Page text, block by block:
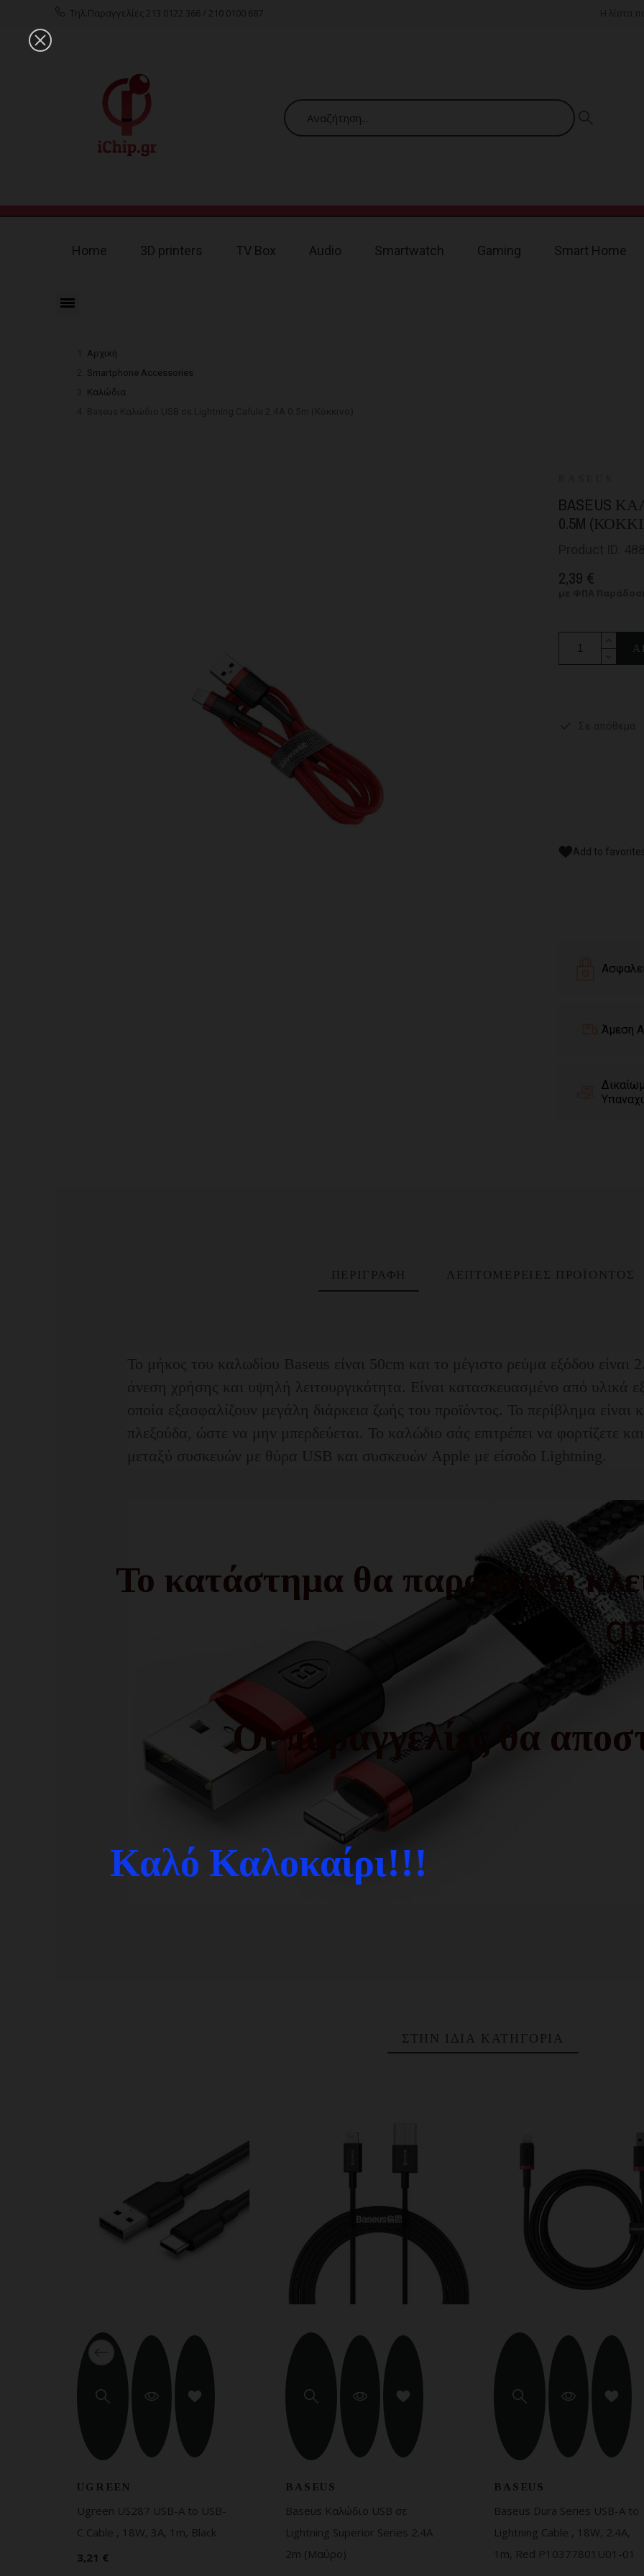
Τηλ.Παραγγελίες 213 0122 366 / 210 0100 687 Η λίστα
Home 3D printers TV Box Audio Smartwatch Gaming Smart Home
Αρχική
Smartphone Accessories
Καλώδια
BASEUS
0.5M
2,39 €
Add to
Άμεση
ΠΕΡΙΓΡΑΦΉ ΛΕΠΤΟΜΈΡΕΙΕΣ ΠΡΟΪΌΝΤΟΣ
Το μήκος του καλωδίου Baseus είναι 50cm και το μέγιστο ρεύμα εξόδου είναι
άνεση χρήσης και υψηλή λειτουργικότητα. Είναι κατασκευασμένο από υλικά
οποία εξασφαλίζουν μεγάλη διάρκεια ζωής του προϊόντος. Το περίβλημα
πλεξούδα, ώστε να μην μπερδεύεται. Το καλώδιο σάς επιτρέπει να φορτίζετε
μεταξύ συσκευών με θύρα USB και συσκευών Apple με είσοδο Lightning.
ΣΤΗΝ ΊΔΙΑ ΚΑΤΗΓΟΡΊΑ
UGREEN
Ugreen US287 USB-A to USB-
C Cable , 18W, 3A, 1m, Black
3,21 €
BASEUS
Baseus Καλώδιο USB σε
Lightning Superior Series 2.4A
2m (Μαύρο)
BASEUS
Baseus Dura Series USB-A to
Lightning Cable , 18W, 2.4A,
1m, Red P10377801U01-01
Καλό Καλοκαίρι!!!
Οι παραγγελίες θα
Το κατάστημα θα παραμείνει